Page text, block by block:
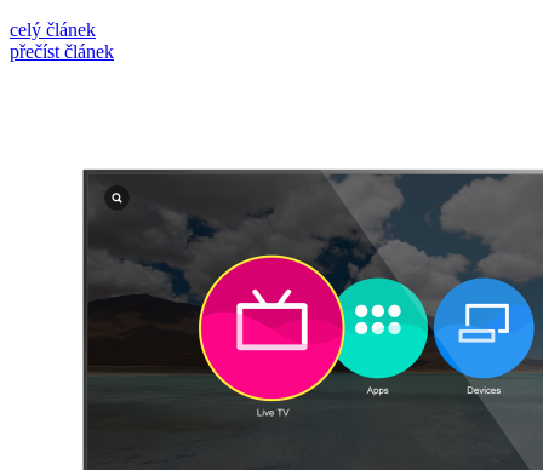
celý článek
přečíst článek